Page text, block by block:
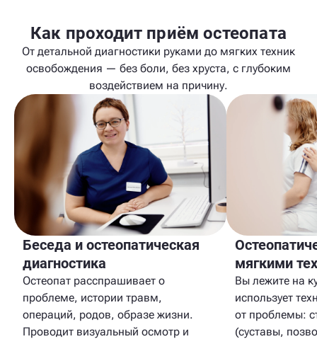
Как проходит приём остеопата
От детальной диагностики руками до мягких техник
освобождения — без боли, без хруста, с глубоким
воздействием на причину.
Беседа и остеопатическая
диагностика
Остеопат расспрашивает о
проблеме, истории травм,
операций, родов, образе жизни.
Проводит визуальный осмотр и
мягкими
Вы лежите на
использует
от проблемы:
(суставы,